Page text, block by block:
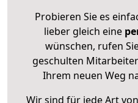
Probieren Sie es
lieber gleich eine
wünschen, rufen
geschulten
Ihrem neuen Weg
Wir sind für jede Art